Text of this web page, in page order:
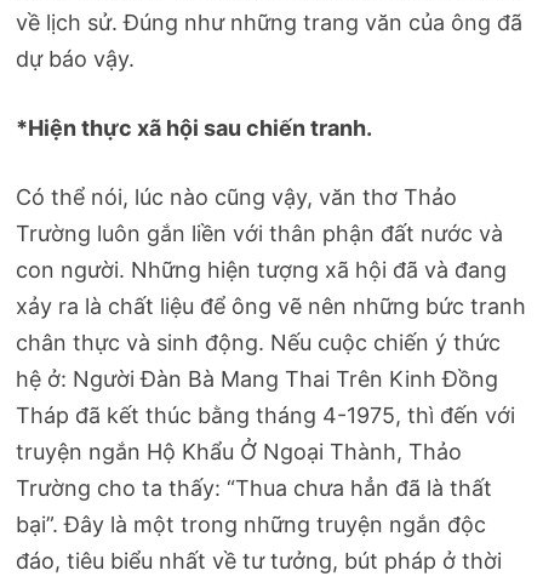
về lịch sử. Đúng như những trang văn của ông đã
dự báo vậy.
*Hiện thực xã hội sau chiến tranh.
Có thể nói, lúc nào cũng vậy, văn thơ Thảo
Trường luôn gắn liền với thân phận đất nước và
con người. Những hiện tượng xã hội đã và đang
xảy ra là chất liệu để ông vẽ nên những bức tranh
chân thực và sinh động. Nếu cuộc chiến ý thức
hệ ở: Người Đàn Bà Mang Thai Trên Kinh Đồng
Tháp đã kết thúc bằng tháng 4-1975, thì đến với
truyện ngắn Hộ Khẩu Ở Ngoại Thành, Thảo
Trường cho ta thấy: “Thua chưa hẳn đã là thất
bại”. Đây là một trong những truyện ngắn độc
đáo, tiêu biểu nhất về tư tưởng, bút pháp ở thời